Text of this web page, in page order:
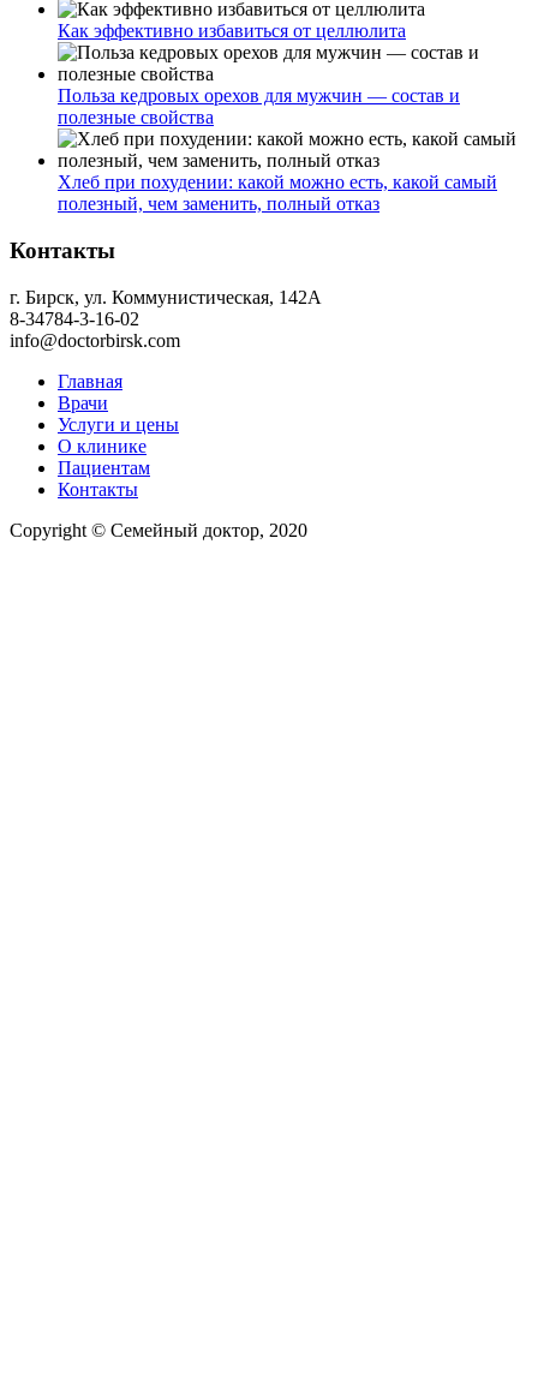
Как эффективно избавиться от целлюлита
Польза кедровых орехов для мужчин — состав и
полезные свойства
Хлеб при похудении: какой можно есть, какой самый
полезный, чем заменить, полный отказ
Контакты
г. Бирск, ул. Коммунистическая, 142А
8-34784-3-16-02
info@doctorbirsk.com
Главная
Врачи
Услуги и цены
О клинике
Пациентам
Контакты
Copyright © Семейный доктор, 2020